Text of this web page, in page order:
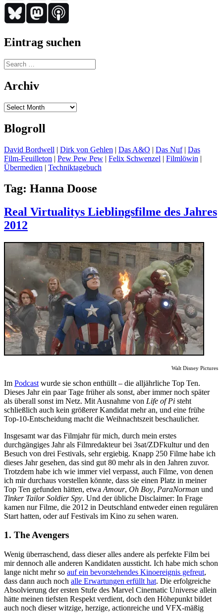
Eintrag suchen
Search
for:
Archiv
Archiv
Blogroll
David Bordwell | Dirk von Gehlen | Das A&O | Das Nuf| Das
Film-Feuilleton | Pew Pew Pew | Felix Schwenzel | Filmlöwin |
Übermedien | Techniktagebuch
Tag: Hanna Doose
Real Virtualitys Lieblingsfilme des Jahres
2012
Walt Disney Pictures
Im Podcast wurde sie schon enthüllt – die alljährliche Top Ten.
Dieses Jahr ein paar Tage früher als sonst, aber immer noch später
als überall sonst im Netz. Mit Ausnahme von Life of Pi steht
schließlich auch kein größerer Kandidat mehr an, und eine frühe
Top-10-Entscheidung macht die Weihnachtszeit beschaulicher.
Insgesamt war das Filmjahr für mich, durch mein erstes
durchgängiges Jahr als Filmredakteur bei 3sat/ZDFkultur und den
Besuch von drei Festivals, sehr ergiebig. Knapp 250 Filme habe ich
dieses Jahr gesehen, das sind gut 80 mehr als in den Jahren zuvor.
Trotzdem habe ich wie immer viel verpasst, auch Filme, von denen
ich mir durchaus vorstellen könnte, dass sie einen Platz in meiner
Top Ten gefunden hätten, etwa Amour, Oh Boy, ParaNorman und
Tinker Tailor Soldier Spy. Und der übliche Disclaimer: In Frage
kamen nur Filme, die 2012 in Deutschland entweder einen regulären
Start hatten, oder auf Festivals im Kino zu sehen waren.
1. The Avengers
Wenig überraschend, dass dieser alles andere als perfekte Film bei
mir dennoch alle anderen Kandidaten aussticht. Ich habe mich schon
lange nicht mehr so auf ein bevorstehendes Kinoereignis gefreut,
dass dann auch noch alle Erwartungen erfüllt hat. Die erfolgreiche
Absolvierung der ersten Stufe des Marvel Cinematic Universe allein
hätte meinen tiefsten Respekt verdient, doch den Höhepunkt bildet
auch noch dieser witzige, herzige, actionreiche und VFX-mäßig